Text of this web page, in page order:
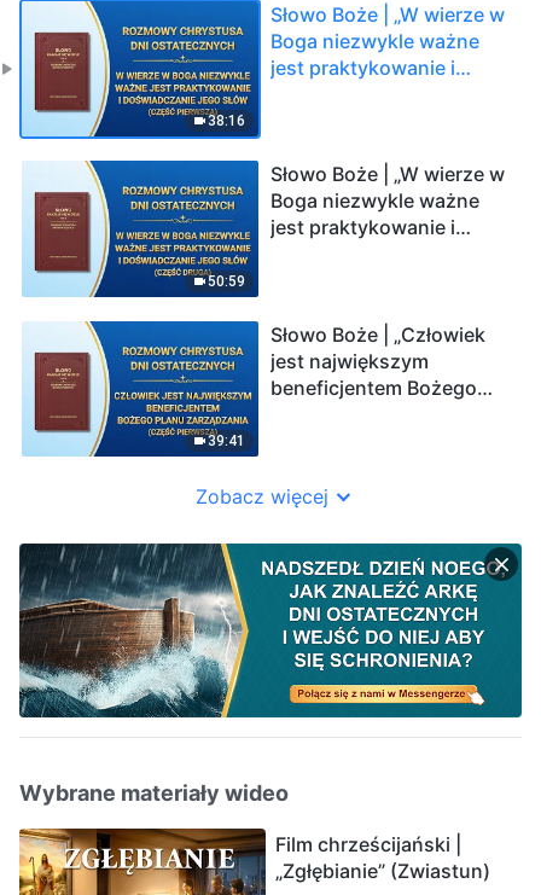
38:16
Słowo Boże | „W wierze w
Boga niezwykle ważne
jest praktykowanie i
50:59
Słowo Boże | „W wierze w
Boga niezwykle ważne
jest praktykowanie i
39:41
Słowo Boże | „Człowiek
jest największym
beneficjentem Bożego
Zobacz więcej
Wybrane materiały wideo
Film chrześcijański |
„Zgłębianie” (Zwiastun)